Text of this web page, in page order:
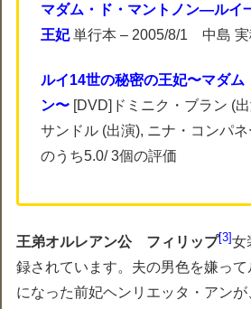
マダム・ド・マントノン―ルイ
王妃単行本 – 2005/8/1 中島 実
ルイ14世の秘密の王妃〜マダム
ン〜 [DVD]ドミニク・ブラン (
サンドル (出演), ニナ・コンパ
のうち5.0/ 3個の評価
王弟オルレアン公 フィリップ 3 女
録されています。夫の男色を嫌っ
になった前妃ヘンリエッタ・アン